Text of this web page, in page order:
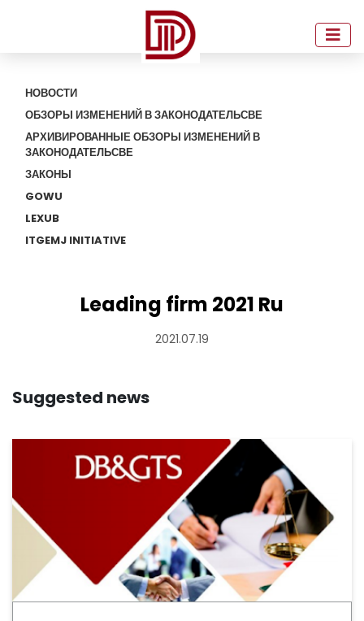
НОВОСТИ
ОБЗОРЫ ИЗМЕНЕНИЙ В ЗАКОНОДАТЕЛЬСВЕ
АРХИВИРОВАННЫЕ ОБЗОРЫ ИЗМЕНЕНИЙ В
ЗАКОНОДАТЕЛЬСВЕ
ЗАКОНЫ
GOWU
LEXUB
ITGEMJ INITIATIVE
Leading firm 2021 Ru
2021.07.19
Suggested news